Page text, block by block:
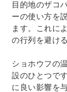
目的地のザコ
ーの使い方を
ます。これに
の行列を避け
ショホウフの
設のひとつで
に良い影響を